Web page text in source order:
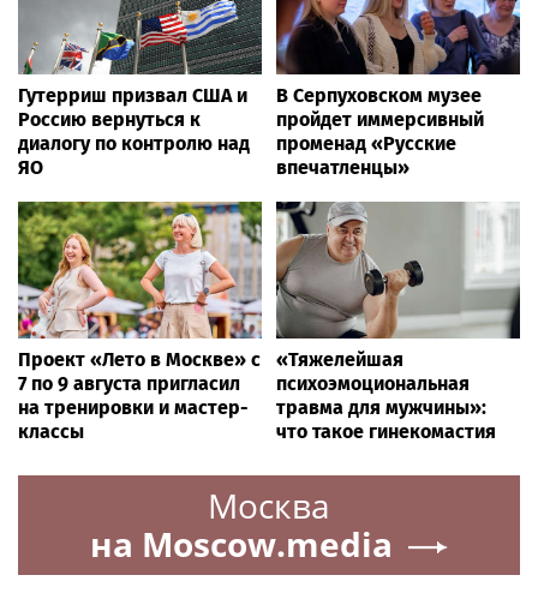
Гутерриш призвал США и
Россию вернуться к
диалогу по контролю над
ЯО
В Серпуховском музее
пройдет иммерсивный
променад «Русские
впечатленцы»
Проект «Лето в Москве» с
7 по 9 августа пригласил
на тренировки и мастер-
классы
«Тяжелейшая
психоэмоциональная
травма для мужчины»:
что такое гинекомастия
Москва
на Moscow.media